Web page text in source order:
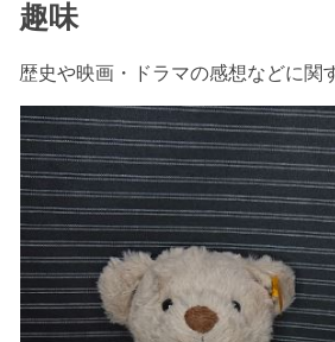
趣味
歴史や映画・ドラマの感想などに関